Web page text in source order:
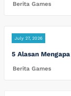
Berita Games
July 27, 2026
5 Alasan
Berita Games